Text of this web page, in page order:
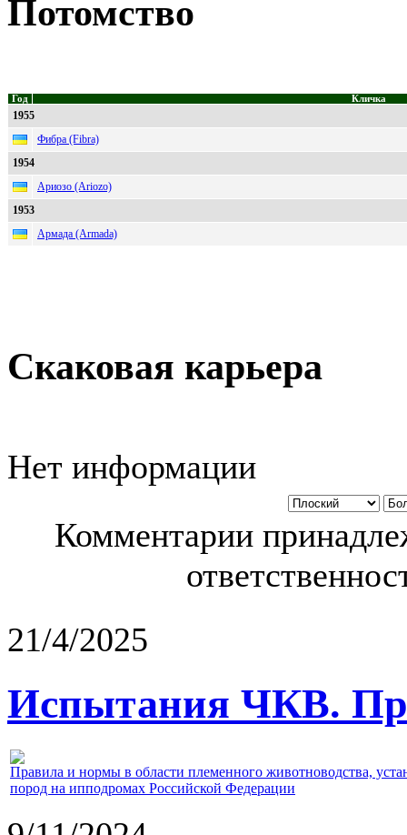
Потомство
Год Кличка
1955
Фибра (Fibra)
1954
Ариозо (Ariozo)
1953
Армада (Armada)
Скаковая карьера
Нет информации
Комментарии
21/4/2025
Испытания ЧКВ.
Правила и нормы в области племенного животноводства,
пород на ипподромах Российской Федерации